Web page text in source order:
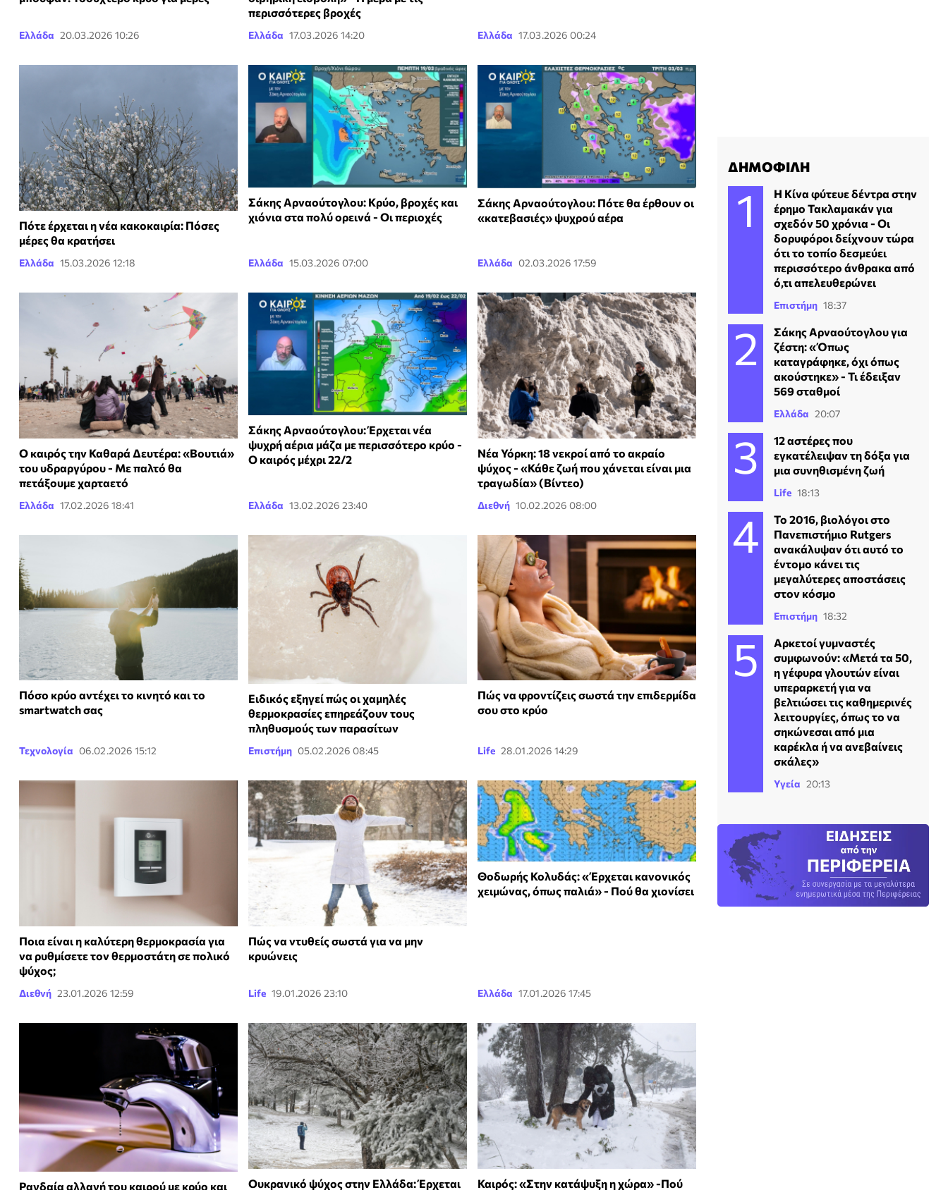
Ελλάδα 20.03.2026 10:26
περισσότερες βροχές
Ελλάδα 17.03.2026 14:20 Ελλάδα 17.03.2026 00:24
Πότε έρχεται η νέα κακοκαιρία: Πόσες
μέρες θα κρατήσει
Ελλάδα 15.03.2026 12:18
Σάκης Αρναούτογλου: Κρύο, βροχές και
χιόνια στα πολύ ορεινά - Οι περιοχές
Ελλάδα 15.03.2026 07:00
Σάκης Αρναούτογλου: Πότε θα έρθουν οι
«κατεβασιές» ψυχρού αέρα
Ελλάδα 02.03.2026 17:59
Ο καιρός την Καθαρά Δευτέρα: «Βουτιά»
του υδραργύρου - Με παλτό θα
πετάξουμε χαρταετό
Ελλάδα 17.02.2026 18:41
Σάκης Αρναούτογλου: Έρχεται νέα
ψυχρή αέρια μάζα με περισσότερο κρύο -
Ο καιρός μέχρι 22/2
Ελλάδα 13.02.2026 23:40
Νέα Υόρκη: 18 νεκροί από το ακραίο
ψύχος - «Κάθε ζωή που χάνεται είναι μια
τραγωδία» (Βίντεο)
Διεθνή 10.02.2026 08:00
Πόσο κρύο αντέχει το κινητό και το
smartwatch σας
Τεχνολογία 06.02.2026 15:12
Ειδικός εξηγεί πώς οι χαμηλές
θερμοκρασίες επηρεάζουν τους
πληθυσμούς των παρασίτων
Επιστήμη 05.02.2026 08:45
Πώς να φροντίζεις σωστά την επιδερμίδα
σου στο κρύο
Life 28.01.2026 14:29
Ποια είναι η καλύτερη θερμοκρασία για
να ρυθμίσετε τον θερμοστάτη σε πολικό
ψύχος;
Διεθνή 23.01.2026 12:59
Πώς να ντυθείς σωστά για να μην
κρυώνεις
Life 19.01.2026 23:10
Θοδωρής Κολυδάς: «Έρχεται κανονικός
χειμώνας, όπως παλιά» - Πού θα χιονίσει
Ελλάδα 17.01.2026 17:45
Ραγδαία αλλαγή του καιρού με κρύο και Ουκρανικό ψύχος στην Ελλάδα: Έρχεται Καιρός: «Στην κατάψυξη η χώρα» -Πού
ΔΗΜΟΦΙΛΗ
Η Κίνα φύτευε δέντρα στην
έρημο Τακλαμακάν για
σχεδόν 50 χρόνια - Οι
δορυφόροι δείχνουν τώρα
ότι το τοπίο δεσμεύει
περισσότερο άνθρακα από
ό,τι απελευθερώνει
Επιστήμη 18:37
Σάκης Αρναούτογλου για
ζέστη: «Όπως
καταγράφηκε, όχι όπως
ακούστηκε» - Τι έδειξαν
569 σταθμοί
Ελλάδα 20:07
12 αστέρες που
εγκατέλειψαν τη δόξα για
μια συνηθισμένη ζωή
Life 18:13
Το 2016, βιολόγοι στο
Πανεπιστήμιο Rutgers
ανακάλυψαν ότι αυτό το
έντομο κάνει τις
μεγαλύτερες αποστάσεις
στον κόσμο
Επιστήμη 18:32
Αρκετοί γυμναστές
συμφωνούν: «Μετά τα 50,
η γέφυρα γλουτών είναι
υπεραρκετή για να
βελτιώσει τις καθημερινές
λειτουργίες, όπως το να
σηκώνεσαι από μια
καρέκλα ή να ανεβαίνεις
σκάλες»
Υγεία 20:13